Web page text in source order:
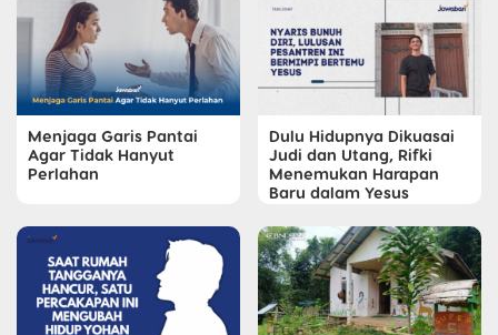
Menjaga Garis Pantai
Agar Tidak Hanyut
Perlahan
Dulu Hidupnya Dikuasai
Judi dan Utang, Rifki
Menemukan Harapan
Baru dalam Yesus